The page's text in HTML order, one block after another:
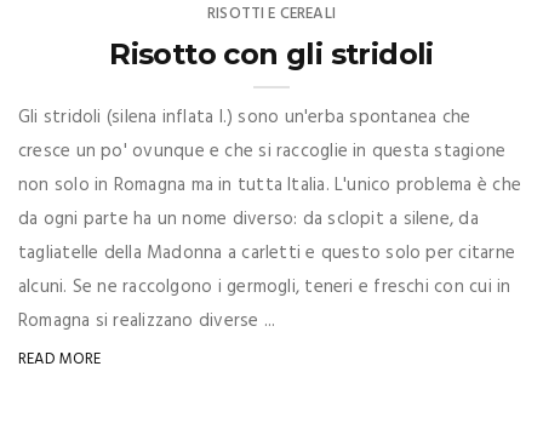
RISOTTI E CEREALI
Risotto con gli stridoli
Gli stridoli (silena inflata l.) sono un'erba spontanea che
cresce un po' ovunque e che si raccoglie in questa stagione
non solo in Romagna ma in tutta Italia. L'unico problema è che
da ogni parte ha un nome diverso: da sclopit a silene, da
tagliatelle della Madonna a carletti e questo solo per citarne
alcuni. Se ne raccolgono i germogli, teneri e freschi con cui in
Romagna si realizzano diverse ...
READ MORE